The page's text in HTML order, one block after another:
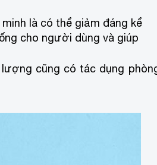
là có thể giảm đáng kể
cho người dùng và giúp
cũng có tác dụng